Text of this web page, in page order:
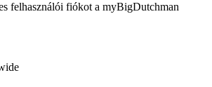
felhasználói fiókot a myBigDutchman